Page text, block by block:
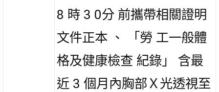
8 時 3 0分 前攜帶相關證明
文件正本 、 「勞 工一般體
格及健康檢查 紀錄」 含最
近 3 個月內胸部Ｘ光透視至